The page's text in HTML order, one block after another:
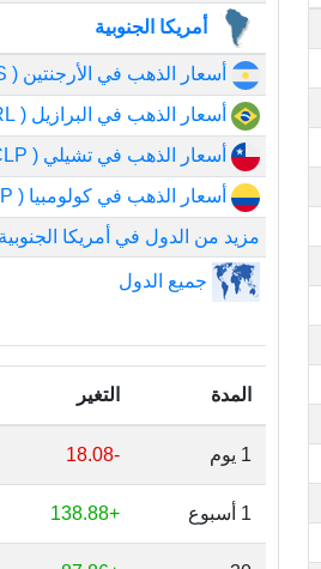
أمريكا الجنوبية
أسعار الذهب في الأرجنتين ( ARS)
أسعار الذهب في البرازيل ( BRL)
أسعار الذهب في تشيلي ( CLP)
أسعار الذهب في كولومبيا ( COP)
مزيد من الدول في أمريكا الجنوبية
جميع الدول
المدة التغير
1 يوم -18.08
1 أسبوع +138.88